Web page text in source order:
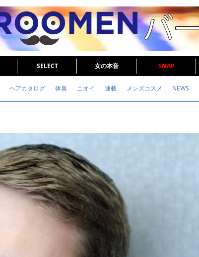
SELECT 女の本音 SNAP
ヘアカタログ 体臭 ニオイ 連載 メンズコスメ NEWS